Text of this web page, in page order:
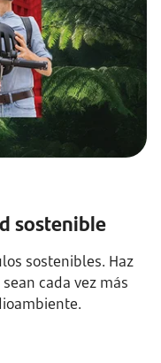
sostenible
sostenibles. Haz
cada vez más